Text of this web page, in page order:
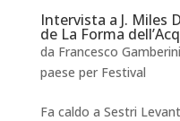
Intervista a J. Miles
de La Forma
da Francesco Gamberini
paese per Festival
Fa caldo a Sestri